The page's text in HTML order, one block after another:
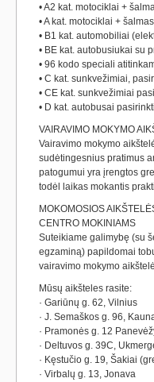
• A2 kat. motociklai +
• A kat. motociklai +
• B1 kat. automobiliai
• BE kat. autobusiukai su
• 96 kodo speciali
• C kat. sunkvežimiai,
• CE kat. sunkvežimiai
• D kat. autobusai
VAIRAVIMO MOKYMO
Vairavimo mokymo
sudėtingesnius pratimus
patogumui yra įrengtos
todėl laikas mokantis
MOKOMOSIOS
CENTRO MOKINIAMS
Suteikiame galimybę (su
egzaminą) papildomai
vairavimo mokymo
Mūsų aikšteles rasite:
· Gariūnų g. 62, Vilnius
· J. Semaškos g. 96,
· Pramonės g. 12
· Deltuvos g. 39C,
· Kęstučio g. 19, Šakiai
· Virbalų g. 13, Jonava